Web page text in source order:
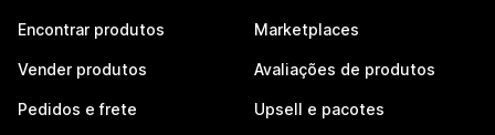
Encontrar produtos
Vender produtos
Pedidos e frete
Marketplaces
Avaliações de produtos
Upsell e pacotes